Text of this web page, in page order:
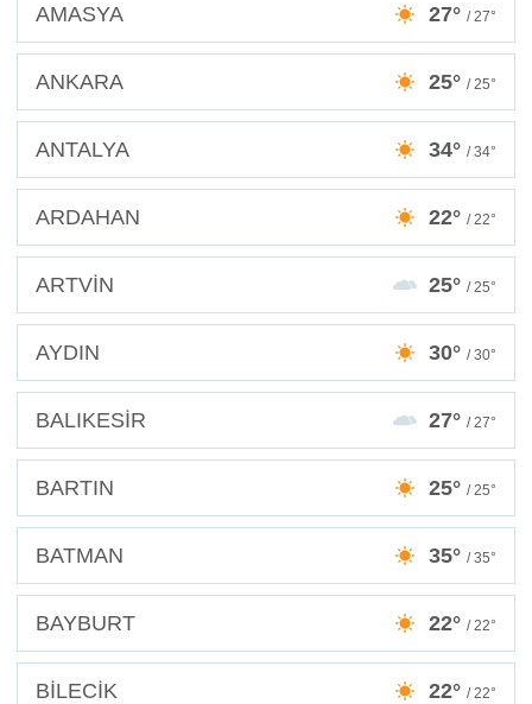
AMASYA 27° / 27°
ANKARA 25° / 25°
ANTALYA 34° / 34°
ARDAHAN 22° / 22°
ARTVİN 25° / 25°
AYDIN 30° / 30°
BALIKESİR 27° / 27°
BARTIN 25° / 25°
BATMAN 35° / 35°
BAYBURT 22° / 22°
BİLECİK 22° / 22°